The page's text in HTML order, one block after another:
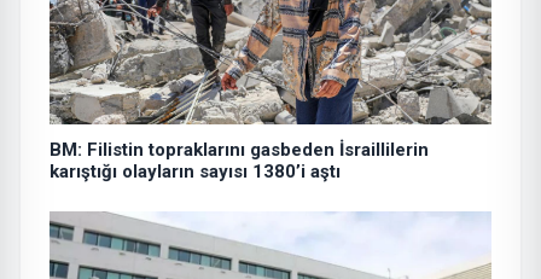
BM: Filistin topraklarını gasbeden İsraillilerin
karıştığı olayların sayısı 1380’i aştı